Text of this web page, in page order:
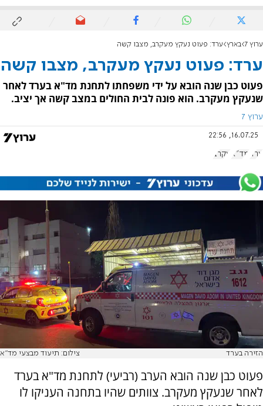
ערוץ 7 בארץ ערד: פעוט נעקץ מעקרב, מצבו קשה
ערד: פעוט נעקץ מעקרב, מצבו קשה
פעוט כבן שנה הובא על ידי משפחתו לתחנת מד"א בערד לאחר
שנעקץ מעקרב. הוא פונה לבית החולים במצב קשה אך יציב.
ערוץ 7
16.07.25, 22:56
ערד מד"א עקרב
הזירה בערד צילום: תיעוד מבצעי מד"א
פעוט כבן שנה הובא הערב (רביעי) לתחנת מד"א בערד
לאחר שנעקץ מעקרב. צוותים שהיו בתחנה העניקו לו